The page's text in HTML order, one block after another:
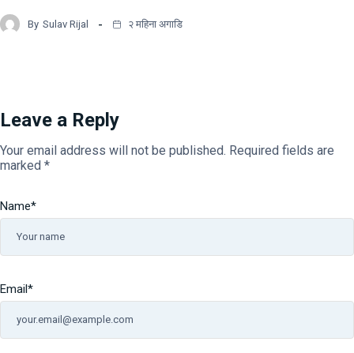
By Sulav Rijal २ महिना अगाडि
Leave a Reply
Your email address will not be published. Required fields are
marked *
Name*
Email*